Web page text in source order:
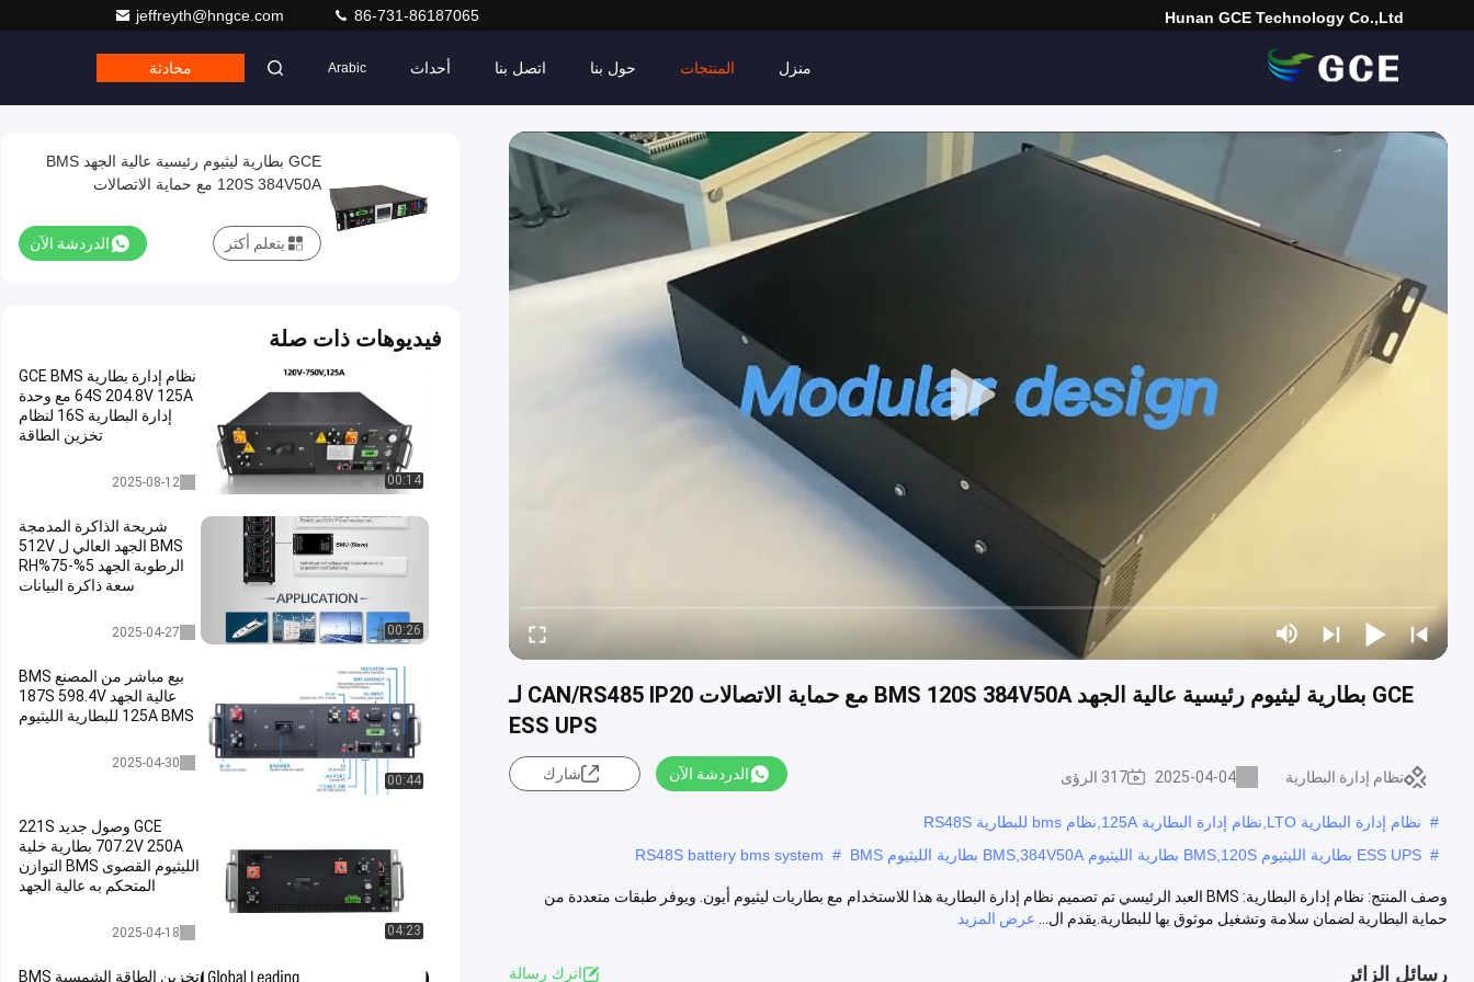
Hunan GCE Technology Co.,Ltd
jeffreyth@hngce.com 86-731-86187065
منزل المنتجات حول بنا اتصل بنا أحداث Arabic محادثة
GCE بطارية ليثيوم رئيسية عالية الجهد BMS 120S 384V50A مع حماية الاتصالات CAN/RS485 IP20 لـ
ESS UPS
نظام إدارة البطارية 2025-04-04 317 الرؤى الدردشة الآن شارك
# نظام إدارة البطارية LTO,نظام إدارة البطارية 125A,نظام bms للبطارية RS48S
# ESS UPS بطارية الليثيوم BMS,120S بطارية الليثيوم BMS,384V50A بطارية الليثيوم BMS #
RS48S battery bms system
وصف المنتج: نظام إدارة البطارية: BMS العبد الرئيسي تم تصميم نظام إدارة البطارية هذا للاستخدام مع بطاريات ليثيوم أيون. ويوفر طبقات متعددة من
حماية البطارية لضمان سلامة وتشغيل موثوق بها للبطارية.يقدم ال...
عرض المزيد
رسائل الزائر اترك رسالة
GCE بطارية ليثيوم رئيسية عالية الجهد BMS
120S 384V50A مع حماية الاتصالات
الدردشة الآن يتعلم أكثر
فيديوهات ذات صلة
00:14
نظام إدارة بطارية GCE BMS
64S 204.8V 125A مع وحدة
إدارة البطارية 16S لنظام
تخزين الطاقة
نظام إدارة البطارية2025-08-12
00:26
شريحة الذاكرة المدمجة
BMS الجهد العالي ل 512V
الرطوبة الجهد 5%-75%RH
سعة ذاكرة البيانات
2025-04-27
00:44
بيع مباشر من المصنع BMS
عالية الجهد 187S 598.4V
125A BMS للبطارية الليثيوم
2025-04-30
04:23
GCE وصول جديد 221S
707.2V 250A بطارية خلية
الليثيوم القصوى BMS التوازن
المتحكم به عالية الجهد
2025-04-18
تخزين الطاقة الشمسية BMS